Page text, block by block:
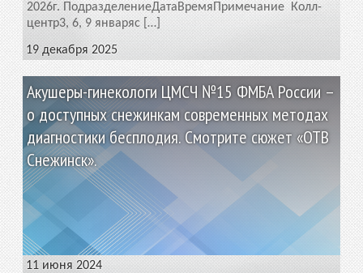
19 декабря 2025
2026г. ПодразделениеДатаВремяПримечание Колл-
центр3, 6, 9 январяс […]
Акушеры-гинекологи ЦМСЧ №15 ФМБА России –
о доступных снежинкам современных методах
диагностики бесплодия. Смотрите сюжет «ОТВ
Снежинск».
11 июня 2024